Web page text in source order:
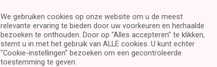
We gebruiken cookies op onze website om u de meest
relevante ervaring te bieden door uw voorkeuren en herhaalde
bezoeken te onthouden. Door op "Alles accepteren" te klikken,
stemt u in met het gebruik van ALLE cookies. U kunt echter
"Cookie-instellingen" bezoeken om een ​​gecontroleerde
toestemming te geven.